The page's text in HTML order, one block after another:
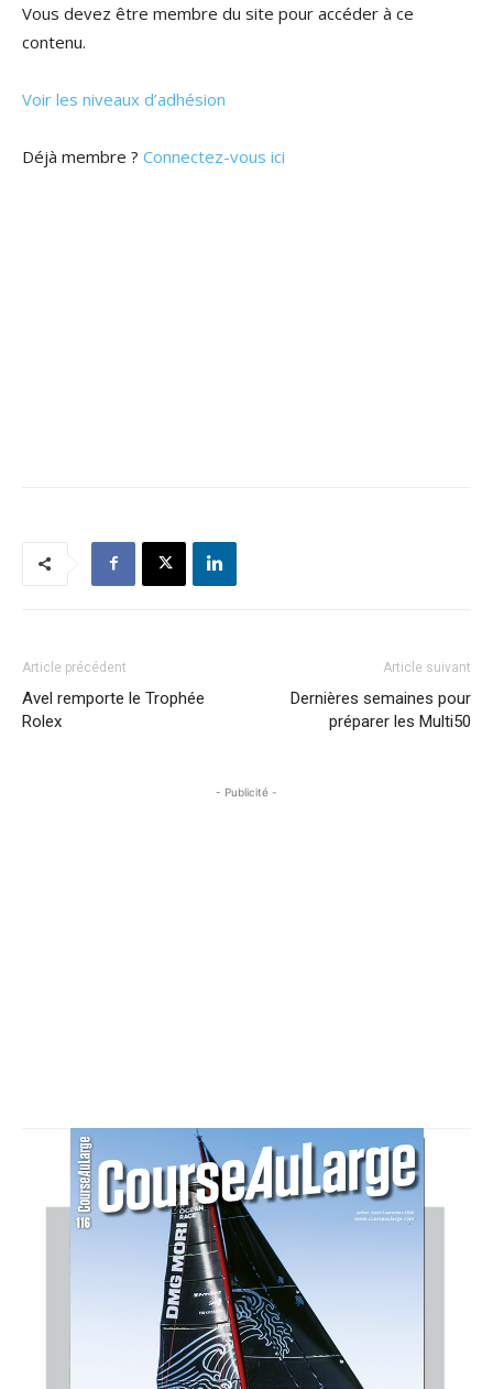
Vous devez être membre du site pour accéder à ce
contenu.
Voir les niveaux d’adhésion
Déjà membre ? Connectez-vous ici
Article précédent
Avel remporte le Trophée
Rolex
Article suivant
Dernières semaines pour
préparer les Multi50
- Publicité -